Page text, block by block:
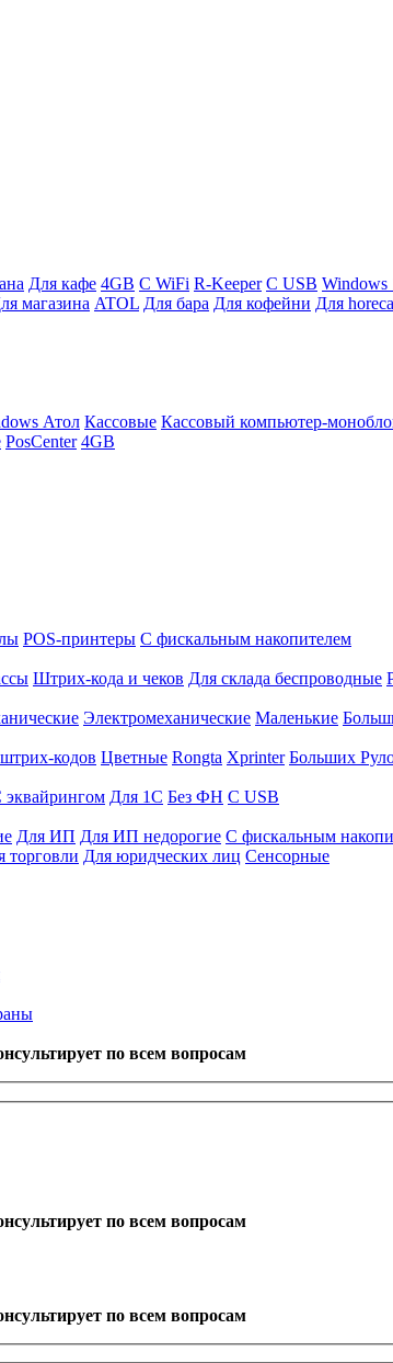
Для кафе 4GB С WiFi R-Keeper С USB Windows
магазина ATOL Для бара Для кофейни Для horeca
Атол Кассовые Кассовый компьютер-
PosCenter 4GB
POS-принтеры С фискальным накопителем
Штрих-кода и чеков Для склада беспроводные
Электромеханические Маленькие
кодов Цветные Rongta Xprinter Больших
эквайрингом Для 1С Без ФН С USB
Для ИП Для ИП недорогие С фискальным
торговли Для юридческих лиц Сенсорные
по всем вопросам
по всем вопросам
по всем вопросам